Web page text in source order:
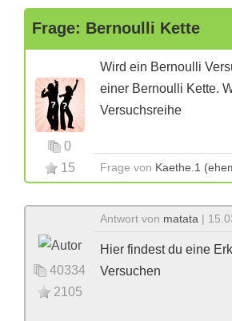
Frage: Bernoulli Kette
0
15
Wird ein Bernoulli
einer Bernoulli Kette.
Versuchsreihe
Frage von Kaethe.1
40334
2105
Antwort von matata |
Hier findest du eine
Versuchen